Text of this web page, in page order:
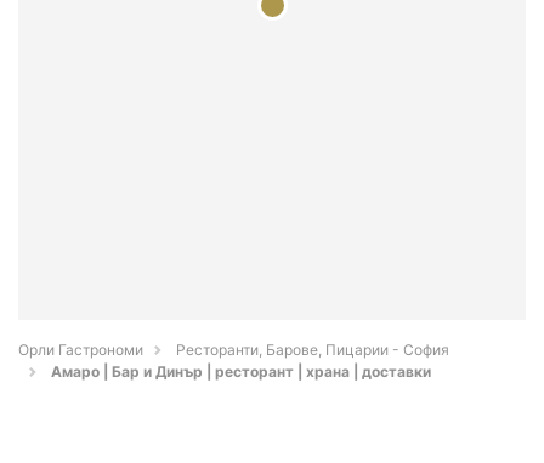
Орли Гастрономи
Ресторанти, Барове, Пицарии - София
Амаро | Бар и Динър | ресторант | храна | доставки